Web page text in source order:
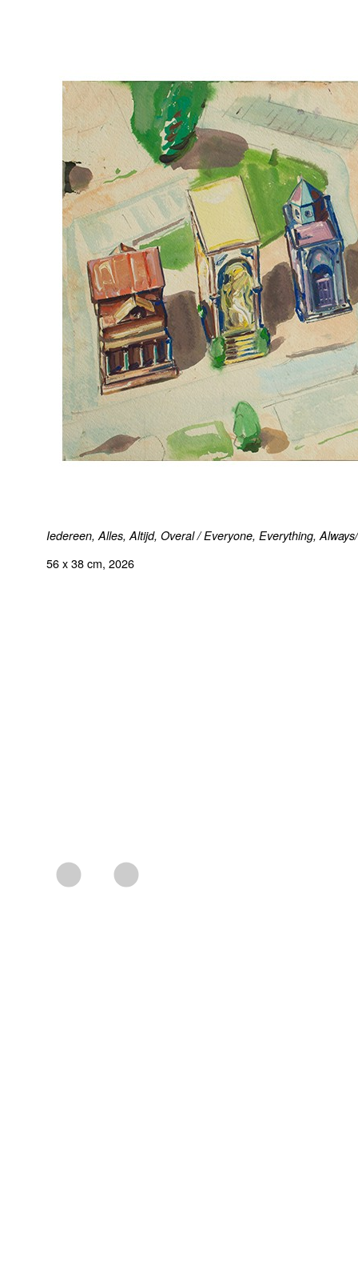
Iedereen, Alles, Altijd, Overal / Everyone, Everything,
56 x 38 cm, 2026